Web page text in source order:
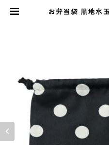
お弁当袋 黒地水